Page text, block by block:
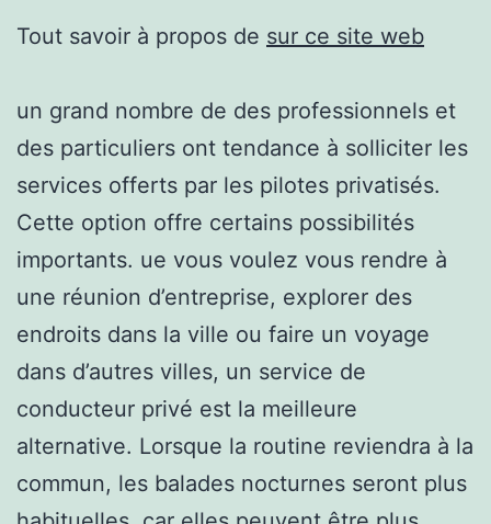
Tout savoir à propos de sur ce site web
un grand nombre de des professionnels et
des particuliers ont tendance à solliciter les
services offerts par les pilotes privatisés.
Cette option offre certains possibilités
importants. ue vous voulez vous rendre à
une réunion d’entreprise, explorer des
endroits dans la ville ou faire un voyage
dans d’autres villes, un service de
conducteur privé est la meilleure
alternative. Lorsque la routine reviendra à la
commun, les balades nocturnes seront plus